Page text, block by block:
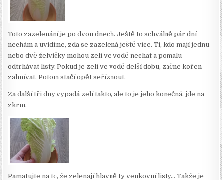
Toto zazelenání je po dvou dnech. Ještě to schválně pár dní
nechám a uvidíme, zda se zazelená ještě více. Ti, kdo mají jednu
nebo dvě želvičky mohou zelí ve vodě nechat a pomalu
odtrhávat listy. Pokud je zelí ve vodě delší dobu, začne kořen
zahnívat. Potom stačí opět seříznout.
Za další tři dny vypadá zelí takto, ale to je jeho konečná, jde na
zkrm.
Pamatujte na to, že zelenají hlavně ty venkovní listy… Takže je